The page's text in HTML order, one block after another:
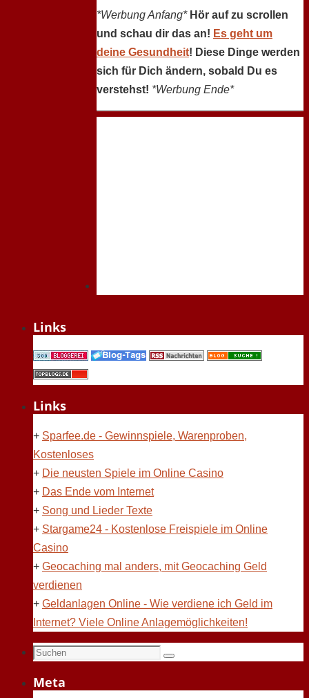
*Werbung Anfang* Hör auf zu scrollen
und schau dir das an! Es geht um
deine Gesundheit! Diese Dinge werden
sich für Dich ändern, sobald Du es
verstehst! *Werbung Ende*
Links
Links
+ Sparfee.de - Gewinnspiele, Warenproben,
Kostenloses
+ Die neusten Spiele im Online Casino
+ Das Ende vom Internet
+ Song und Lieder Texte
+ Stargame24 - Kostenlose Freispiele im Online
Casino
+ Geocaching mal anders, mit Geocaching Geld
verdienen
+ Geldanlagen Online - Wie verdiene ich Geld im
Internet? Viele Online Anlagemöglichkeiten!
Suchen
Suchen
Meta